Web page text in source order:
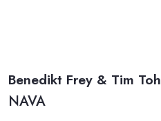
Benedikt Frey & Tim Toh
NAVA